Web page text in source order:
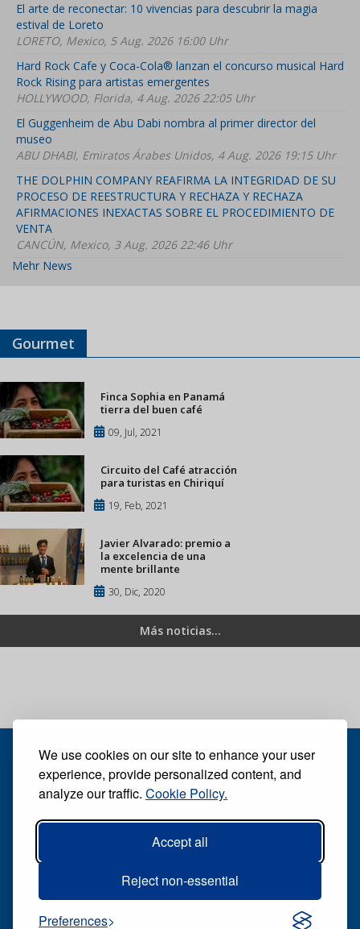
We use cookies on our site to enhance your user
experience, provide personalized content, and
analyze our traffic. Cookie Policy.
Accept all
Reject non-essential
Preferences
El arte de reconectar: 10 vivencias para descubrir la magia
estival de Loreto
LORETO, Mexico, 5 Aug. 2026 16:00 Uhr
Hard Rock Cafe y Coca-Cola® lanzan el concurso musical Hard
Rock Rising para artistas emergentes
HOLLYWOOD, Florida, 4 Aug. 2026 22:05 Uhr
El Guggenheim de Abu Dabi nombra al primer director del
museo
ABU DHABI, Emiratos Árabes Unidos, 4 Aug. 2026 19:15 Uhr
THE DOLPHIN COMPANY REAFIRMA LA INTEGRIDAD DE SU
PROCESO DE REESTRUCTURA Y RECHAZA Y RECHAZA
AFIRMACIONES INEXACTAS SOBRE EL PROCEDIMIENTO DE
VENTA
CANCÚN, Mexico, 3 Aug. 2026 22:46 Uhr
Mehr News
Gourmet
Finca Sophia en Panamá
tierra del buen café
09, Jul, 2021
Circuito del Café atracción
para turistas en Chiriquí
19, Feb, 2021
Javier Alvarado: premio a
la excelencia de una
mente brillante
30, Dic, 2020
Más noticias...
Recibe nuestro periódico digital semanal gratuito
Suscribirse
TODOS LOS DERECHOS RESERVADOS ®CARIBBEAN